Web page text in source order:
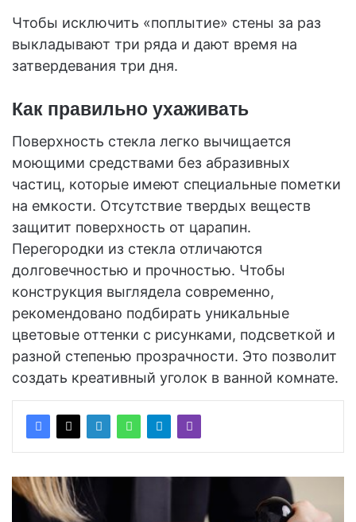
Чтобы исключить «поплытие» стены за раз
выкладывают три ряда и дают время на
затвердевания три дня.
Как правильно ухаживать
Поверхность стекла легко вычищается
моющими средствами без абразивных
частиц, которые имеют специальные пометки
на емкости. Отсутствие твердых веществ
защитит поверхность от царапин.
Перегородки из стекла отличаются
долговечностью и прочностью. Чтобы
конструкция выглядела современно,
рекомендовано подбирать уникальные
цветовые оттенки с рисунками, подсветкой и
разной степенью прозрачности. Это позволит
создать креативный уголок в ванной комнате.